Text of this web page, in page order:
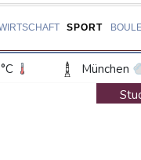
SPORT
München